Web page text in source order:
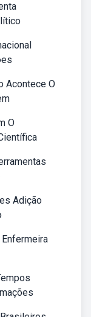
Acontece O
O
Adição